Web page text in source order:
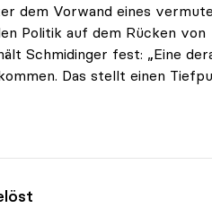
dem Vorwand eines
Politik auf dem Rücken von
Schmidinger fest: „Eine
Das stellt einen